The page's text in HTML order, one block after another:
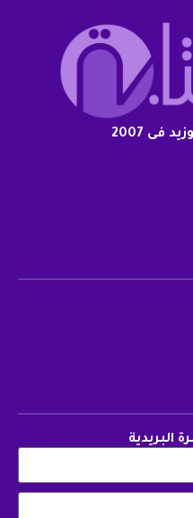
2007
البريدية